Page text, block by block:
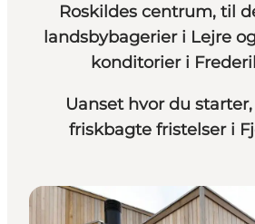
Roskildes centrum, til
landsbybagerier i Lejre
konditorier i
Uanset hvor du
friskbagte fristelser i